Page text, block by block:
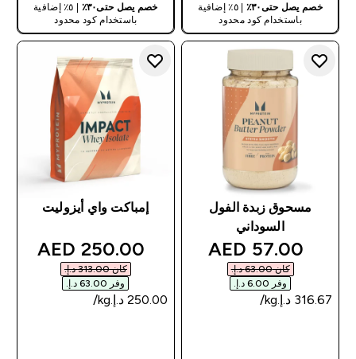
خصم يصل حتى٣٠٪
| ٥٪ إضافية
باستخدام كود محدود
خصم يصل حتى٣٠٪
| ٥٪ إضافية
باستخدام كود محدود
مسحوق زبدة الفول
السوداني
discounted price
57.00 AED‎
كان ‏63.00 د.إ.‏‎
وفر ‏6.00 د.إ.‏‎
إمباكت واي أيزوليت
price
250.00 AED‎
كان ‏313.00 د.إ.‏‎
وفر ‏63.00 د.إ.‏‎